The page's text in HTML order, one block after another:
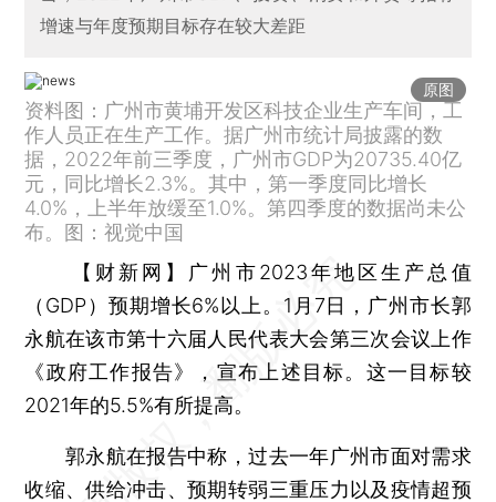
增速与年度预期目标存在较大差距
原图
资料图：广州市黄埔开发区科技企业生产车间，工
作人员正在生产工作。据广州市统计局披露的数
据，2022年前三季度，广州市GDP为20735.40亿
元，同比增长2.3%。其中，第一季度同比增长
4.0%，上半年放缓至1.0%。第四季度的数据尚未公
布。图：视觉中国
【财新网】 广州市2023年地区生产总值
（GDP）预期增长6%以上。1月7日，广州市长郭
永航在该市第十六届人民代表大会第三次会议上作
《政府工作报告》，宣布上述目标。这一目标较
2021年的5.5%有所提高。
郭永航在报告中称，过去一年广州市面对需求
收缩、供给冲击、预期转弱三重压力以及疫情超预